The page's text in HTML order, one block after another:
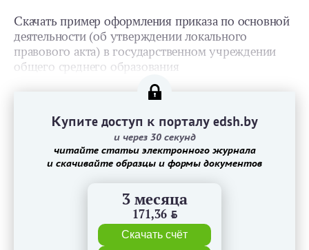
Скачать пример оформления приказа по основной
деятельности (об утверждении локального
правового акта) в государственном учреждении
общего среднего образования
Купите доступ к порталу edsh.by
и через 30 секунд
читайте статьи электронного журнала
и скачивайте образцы и формы документов
3 месяца
171,36 BYN
Скачать счёт